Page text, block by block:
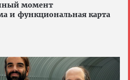
момент
и функциональная карта